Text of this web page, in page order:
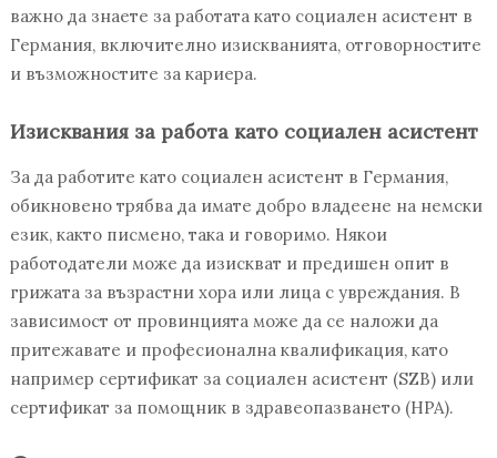
важно да знаете за работата като социален асистент в
Германия, включително изискванията, отговорностите
и възможностите за кариера.
Изисквания за работа като социален асистент
За да работите като социален асистент в Германия,
обикновено трябва да имате добро владеене на немски
език, както писмено, така и говоримо. Някои
работодатели може да изискват и предишен опит в
грижата за възрастни хора или лица с увреждания. В
зависимост от провинцията може да се наложи да
притежавате и професионална квалификация, като
например сертификат за социален асистент (SZB) или
сертификат за помощник в здравеопазването (HPA).